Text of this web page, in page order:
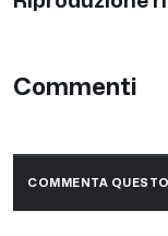
Commenti
COMMENTA